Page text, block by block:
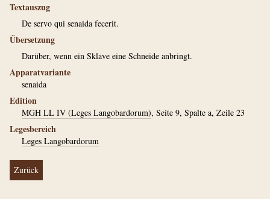
Textauszug
De servo qui senaida fecerit.
Übersetzung
Darüber, wenn ein Sklave eine Schneide anbringt.
Apparatvariante
senaida
Edition
MGH LL IV (Leges Langobardorum), Seite 9, Spalte a, Zeile 23
Legesbereich
Leges Langobardorum
Zurück